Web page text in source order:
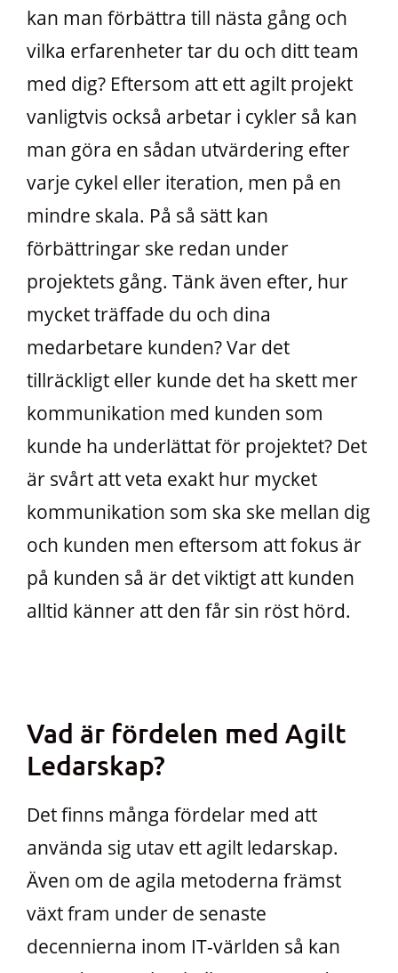
kan man förbättra till nästa gång och
vilka erfarenheter tar du och ditt team
med dig? Eftersom att ett agilt projekt
vanligtvis också arbetar i cykler så kan
man göra en sådan utvärdering efter
varje cykel eller iteration, men på en
mindre skala. På så sätt kan
förbättringar ske redan under
projektets gång. Tänk även efter, hur
mycket träffade du och dina
medarbetare kunden? Var det
tillräckligt eller kunde det ha skett mer
kommunikation med kunden som
kunde ha underlättat för projektet? Det
är svårt att veta exakt hur mycket
kommunikation som ska ske mellan dig
och kunden men eftersom att fokus är
på kunden så är det viktigt att kunden
alltid känner att den får sin röst hörd.
Vad är fördelen med Agilt
Ledarskap?
Det finns många fördelar med att
använda sig utav ett agilt ledarskap.
Även om de agila metoderna främst
växt fram under de senaste
decennierna inom IT-världen så kan